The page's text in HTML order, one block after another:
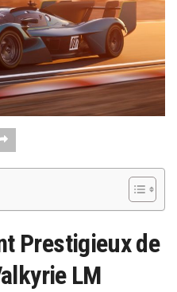
Prestigieux de
LM